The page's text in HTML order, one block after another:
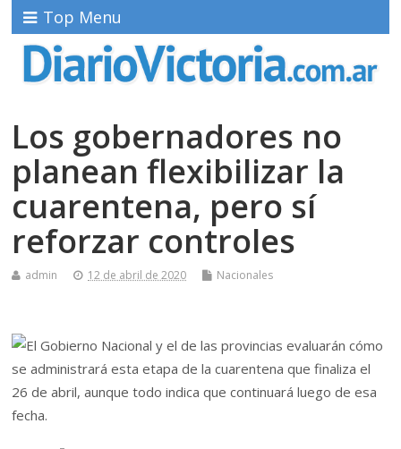
Top Menu
Los gobernadores no
planean flexibilizar la
cuarentena, pero sí
reforzar controles
admin 12 de abril de 2020 Nacionales